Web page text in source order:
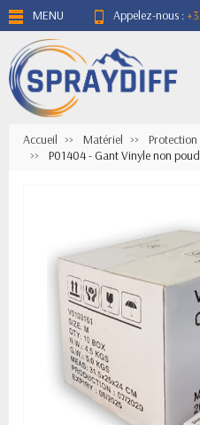
MENU Appelez-nous :
Accueil Matériel
Protection
P01404 - Gant Vinyle non